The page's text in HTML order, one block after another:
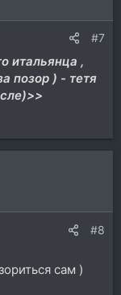
#7
итальянца ,
позор ) - тетя
#8
сам )